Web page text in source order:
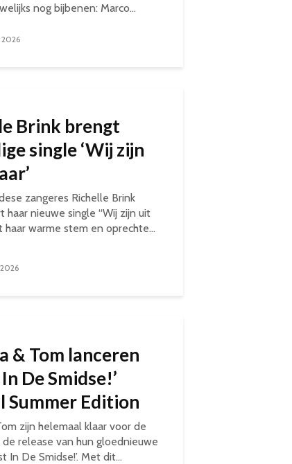
nog bijbenen: Marco...
Brink brengt
single ‘Wij zijn
zangeres Richelle Brink
haar nieuwe single “Wij zijn uit
haar warme stem en oprechte...
& Tom lanceren
De Smidse!’
Summer Edition
zijn helemaal klaar voor de
release van hun gloednieuwe
In De Smidse!’. Met dit...